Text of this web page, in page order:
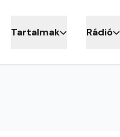
Tartalmak Rádió